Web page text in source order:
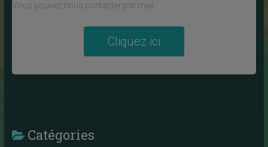
Vous pouvez nous contacter par mail :
Cliquez ici
Catégories